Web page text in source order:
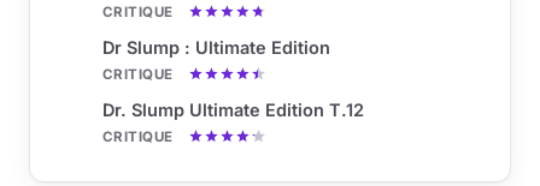
CRITIQUE
Dr Slump : Ultimate Edition
CRITIQUE
Dr. Slump Ultimate Edition T.12
CRITIQUE